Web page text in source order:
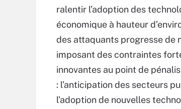
ralentir l’adoption des
économique à hauteur
des attaquants progresse de
imposant des contraintes
innovantes au point de
: l’anticipation des secteurs
l’adoption de nouvelles